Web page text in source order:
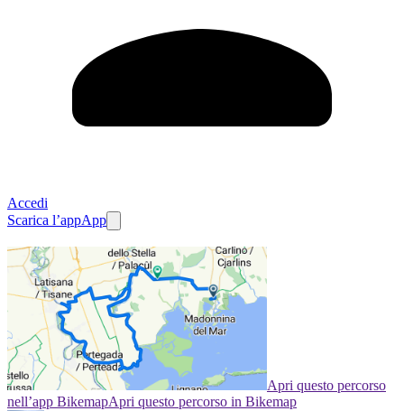
Accedi
Scarica l’appApp
Apri questo percorso
nell’app BikemapApri questo percorso in Bikemap